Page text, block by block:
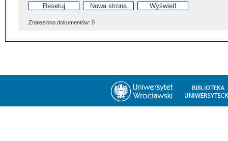
Znaleziono dokumentów: 0